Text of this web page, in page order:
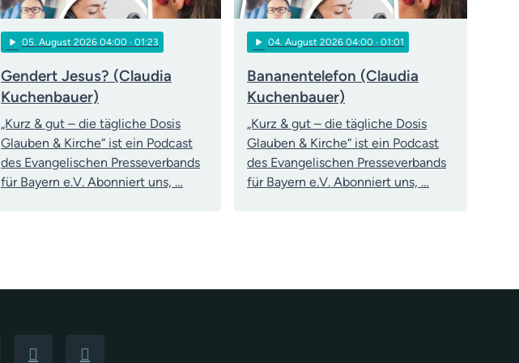
play_arrow 05 . August 2026 04:00 · 01:23
Gendert Jesus? (Claudia
Kuchenbauer)
„Kurz & gut – die tägliche Dosis
Glauben & Kirche“ ist ein Podcast
des Evangelischen Presseverbands
für Bayern e.V. Abonniert uns, …
play_arrow 04 . August 2026 04:00 · 01:01
Bananentelefon (Claudia
Kuchenbauer)
„Kurz & gut – die tägliche Dosis
Glauben & Kirche“ ist ein Podcast
des Evangelischen Presseverbands
für Bayern e.V. Abonniert uns, …